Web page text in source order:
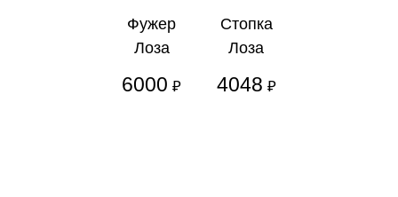
Фужер
Лоза
6000
Стопка
Лоза
4048